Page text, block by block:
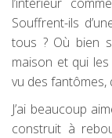
Souffrent-ils
tous ? Où bien
maison et qui les
vu des fantômes,
J’ai beaucoup
construit à